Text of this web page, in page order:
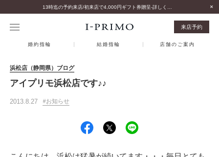
来店予約
婚約指輪 結婚指輪 店舗のご案内
浜松店（静岡県）ブログ
アイプリモ浜松店です♪♪
2013.8.27 お知らせ